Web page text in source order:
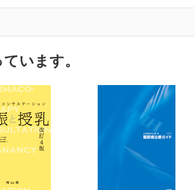
います。